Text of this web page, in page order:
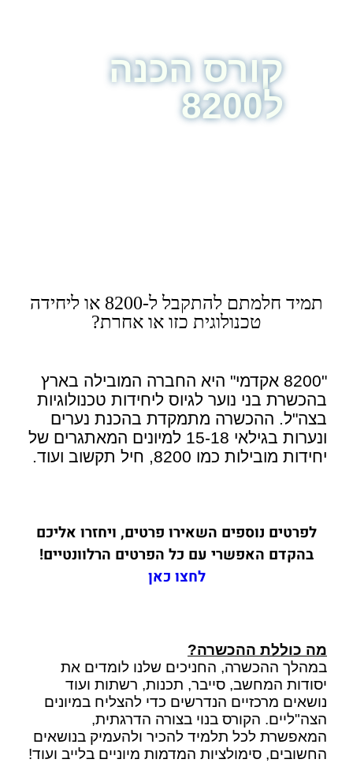
קורס הכנה
ל8200
תמיד חלמתם להתקבל ל-8200 או ליחידה
טכנולוגית כזו או אחרת?
"8200 אקדמי" היא החברה המובילה בארץ
בהכשרת בני נוער לגיוס ליחידות טכנולוגיות
בצה"ל. ההכשרה מתמקדת בהכנת נערים
ונערות בגילאי 15-18 למיונים המאתגרים של
יחידות מובילות כמו 8200, חיל תקשוב ועוד.
לפרטים נוספים השאירו פרטים, ויחזרו אליכם
בהקדם האפשרי עם כל הפרטים הרלוונטיים!
לחצו כאן
מה כוללת ההכשרה?
במהלך ההכשרה, החניכים שלנו לומדים את
יסודות המחשב, סייבר, תכנות, רשתות ועוד
נושאים מרכזיים הנדרשים כדי להצליח במיונים
הצה"ליים. הקורס בנוי בצורה הדרגתית,
המאפשרת לכל תלמיד להכיר ולהעמיק בנושאים
החשובים, סימולציות המדמות מיוניים בלייב ועוד!